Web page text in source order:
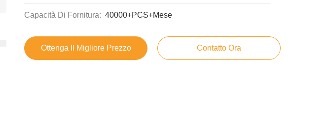
Capacità Di Fornitura: 40000+PCS+Mese
Ottenga Il Migliore Prezzo Contatto Ora